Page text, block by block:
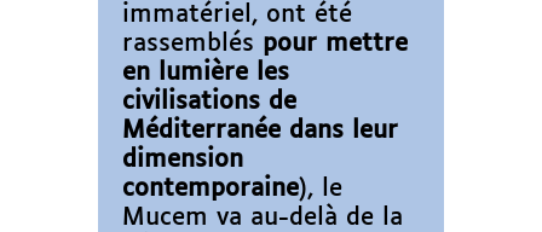
immatériel, ont été
rassemblés pour mettre
en lumière les
civilisations de
Méditerranée dans leur
dimension
contemporaine), le
Mucem va au-delà de la